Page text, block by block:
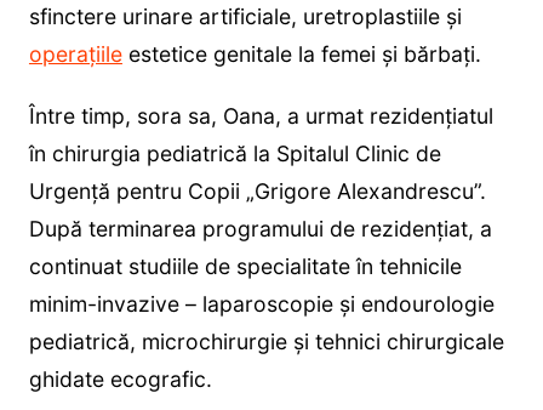
sfinctere urinare artificiale, uretroplastiile și
operațiileestetice genitale la femei și bărbați.
Între timp, sora sa, Oana, a urmat rezidențiatul
în chirurgia pediatrică la Spitalul Clinic de
Urgență pentru Copii „Grigore Alexandrescu”.
După terminarea programului de rezidențiat, a
continuat studiile de specialitate în tehnicile
minim-invazive – laparoscopie și endourologie
pediatrică, microchirurgie și tehnici chirurgicale
ghidate ecografic.